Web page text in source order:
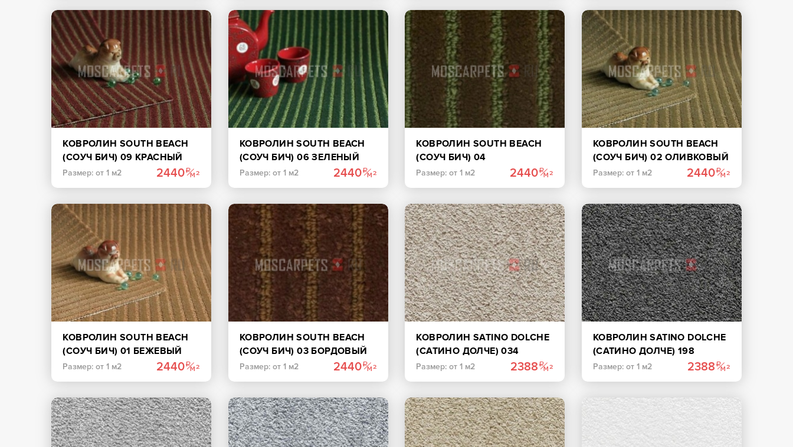
КОВРОЛИН SOUTH BEACH
(СОУЧ БИЧ) 09 КРАСНЫЙ
Размер: от 1 м2 2440
КОВРОЛИН SOUTH BEACH
(СОУЧ БИЧ) 06 ЗЕЛЕНЫЙ
Размер: от 1 м2 2440
КОВРОЛИН SOUTH BEACH
(СОУЧ БИЧ) 04
КОРИЧНЕВЫЙ
Размер: от 1 м2 2440
КОВРОЛИН SOUTH BEACH
(СОУЧ БИЧ) 02 ОЛИВКОВЫЙ
Размер: от 1 м2 2440
КОВРОЛИН SOUTH BEACH
(СОУЧ БИЧ) 01 БЕЖЕВЫЙ
Размер: от 1 м2 2440
КОВРОЛИН SOUTH BEACH
(СОУЧ БИЧ) 03 БОРДОВЫЙ
Размер: от 1 м2 2440
КОВРОЛИН SATINO DOLCHE
(САТИНО ДОЛЧЕ) 034
СВЕТЛО-КОРИЧНЕВЫЙ
Размер: от 1 м2 2388
КОВРОЛИН SATINO DOLCHE
(САТИНО ДОЛЧЕ) 198
ЧЕРНЫЙ
Размер: от 1 м2 2388